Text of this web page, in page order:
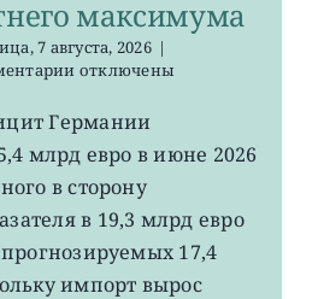
максимума
7 августа, 2026 |
к
EWG:
немецкий
экспорт
вырос
4-
летнего
отключены
Германии
млрд евро в июне 2026
в сторону
в 19,3 млрд евро
17,4
импорт вырос